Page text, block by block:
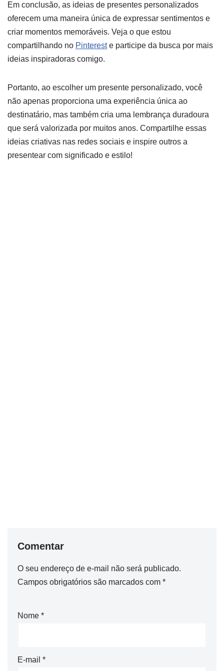
Em conclusão, as ideias de presentes personalizados
oferecem uma maneira única de expressar sentimentos e
criar momentos memoráveis. Veja o que estou
compartilhando no Pintereste participe da busca por mais
ideias inspiradoras comigo.
Portanto, ao escolher um presente personalizado, você
não apenas proporciona uma experiência única ao
destinatário, mas também cria uma lembrança duradoura
que será valorizada por muitos anos. Compartilhe essas
ideias criativas nas redes sociais e inspire outros a
presentear com significado e estilo!
Comentar
O seu endereço de e-mail não será publicado.
Campos obrigatórios são marcados com *
Nome *
E-mail *